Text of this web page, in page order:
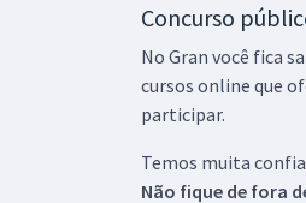
Concurso
No Gran você fica
cursos online que
participar.
Temos muita
Não fique de fora